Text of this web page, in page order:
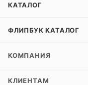
КАТАЛОГ
ФЛИПБУК КАТАЛОГ
КОМПАНИЯ
КЛИЕНТАМ